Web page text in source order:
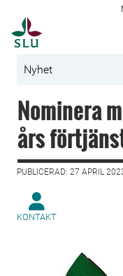
Nyhet
Nominera
års
PUBLICERAD: 27 APRIL
KONTAKT